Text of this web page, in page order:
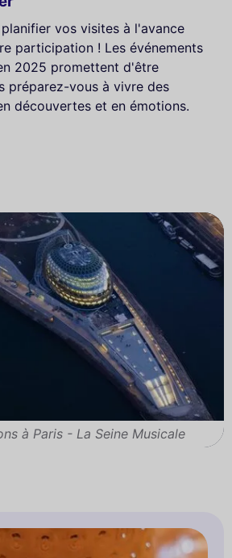
vos visites à l'avance
participation ! Les événements
2025 promettent d'être
préparez-vous à vivre des
découvertes et en émotions.
à Paris - La Seine Musicale